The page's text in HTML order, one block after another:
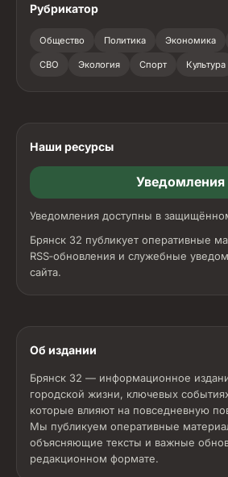
Рубрикатор
Общество Политика Экономика
СВО Экология Спорт Культура
Наши ресурсы
Уведомления
Уведомления доступны в
Брянск 32 публикует оперативные
RSS‑обновления и служебные
сайта.
Об издании
Брянск 32 — информационное
городской жизни, ключевых
которые влияют на повседневную
Мы публикуем оперативные
объясняющие тексты и важные
редакционном формате.